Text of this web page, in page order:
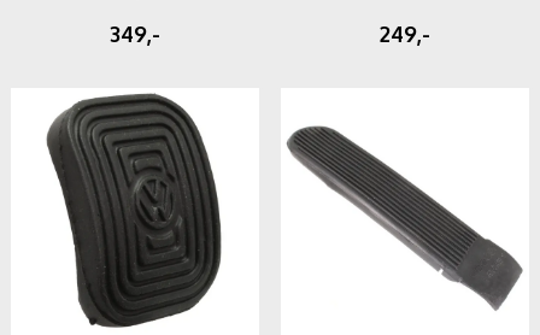
349,- 249,-